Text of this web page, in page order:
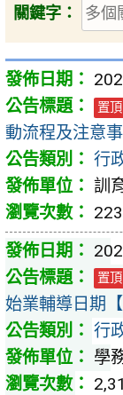
關鍵字：
置頂
動流程及注意
行
訓
223
置頂
始業輔導日期
行
學